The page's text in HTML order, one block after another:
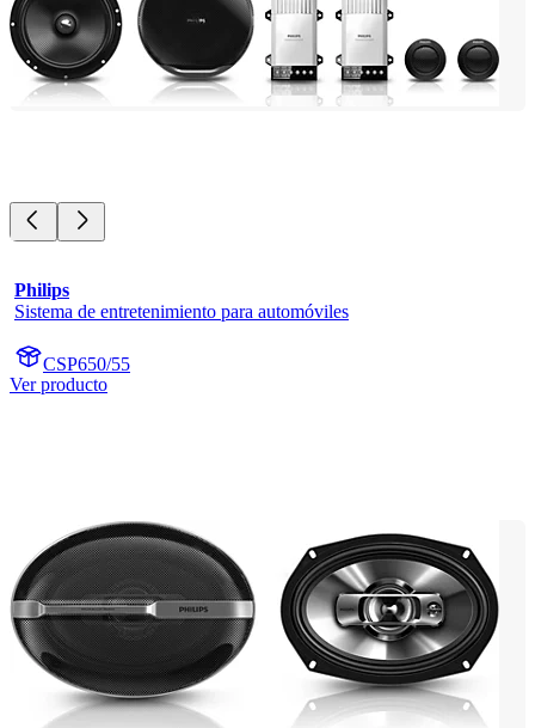
Philips
Sistema de entretenimiento para automóviles
CSP650/55
Ver producto